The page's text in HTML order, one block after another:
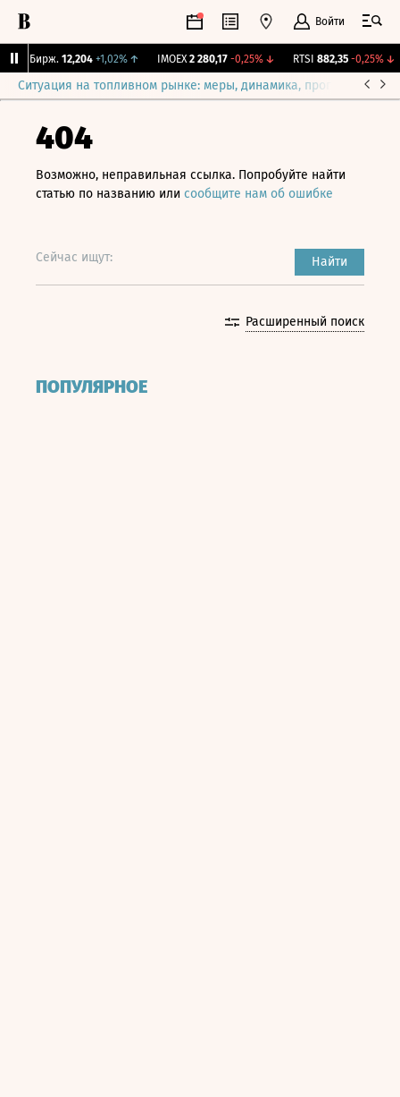
Войти
Бирж. 12,204 +1,02%↑ IMOEX 2 280,17 -0,25%↓ RTSI 882,35 -0,25%↓
Ситуация на топливном рынке: меры, динамика, прогнозы
404
Возможно, неправильная ссылка. Попробуйте найти
статью по названию или сообщите нам об ошибке
Сейчас ищут: Найти
Расширенный поиск
ПОПУЛЯРНОЕ